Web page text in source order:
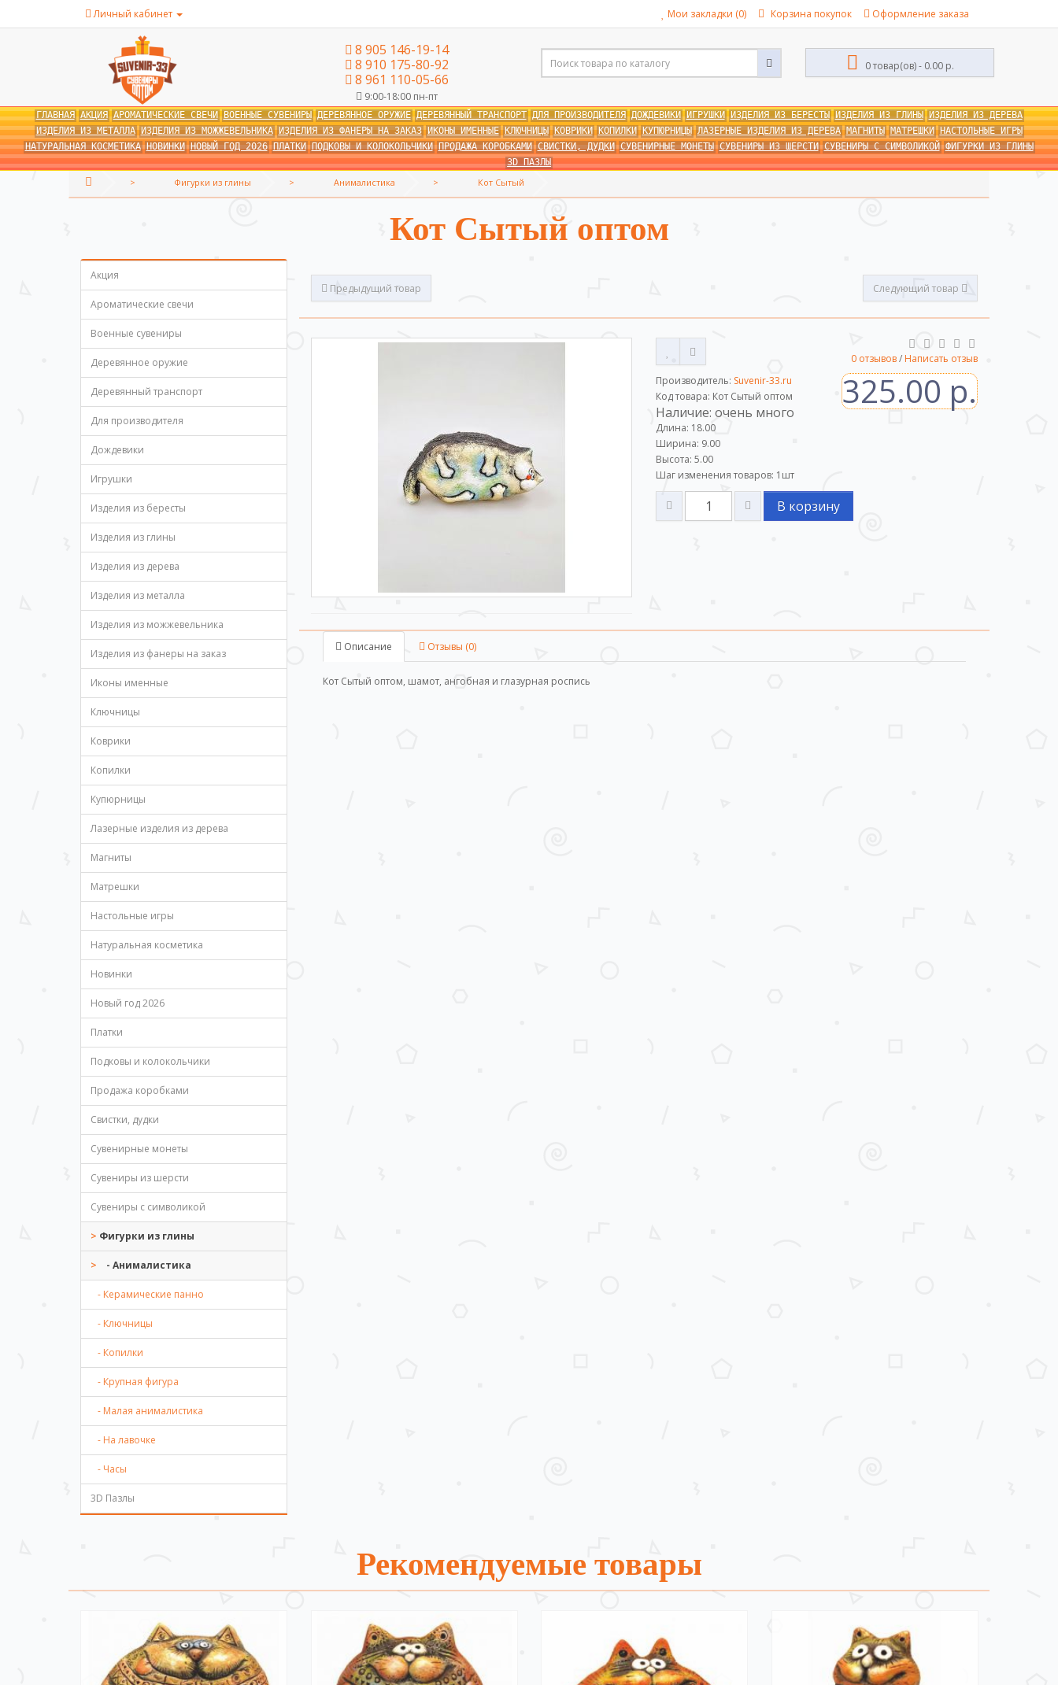
Личный кабинет Мои закладки (0) Корзина покупок Оформление заказа
8 905 146-19-14
8 910 175-80-92
8 961 110-05-66
9:00-18:00 пн-пт
0 товар(ов) - 0.00 р.
ГЛАВНАЯ АКЦИЯ АРОМАТИЧЕСКИЕ СВЕЧИ ВОЕННЫЕ СУВЕНИРЫ ДЕРЕВЯННОЕ ОРУЖИЕ ДЕРЕВЯННЫЙ ТРАНСПОРТ ДЛЯ ПРОИЗВОДИТЕЛЯ ДОЖДЕВИКИ ИГРУШКИ ИЗДЕЛИЯ ИЗ БЕРЕСТЫ ИЗДЕЛИЯ ИЗ ГЛИНЫ
ИЗДЕЛИЯ ИЗ ДЕРЕВА
ИЗДЕЛИЯ ИЗ МЕТАЛЛА ИЗДЕЛИЯ ИЗ МОЖЖЕВЕЛЬНИКА ИЗДЕЛИЯ ИЗ ФАНЕРЫ НА ЗАКАЗ ИКОНЫ ИМЕННЫЕ КЛЮЧНИЦЫ КОВРИКИ КОПИЛКИ КУПЮРНИЦЫ ЛАЗЕРНЫЕ ИЗДЕЛИЯ ИЗ ДЕРЕВА МАГНИТЫ МАТРЕШКИ НАСТОЛЬНЫЕ ИГРЫ
НАТУРАЛЬНАЯ КОСМЕТИКА НОВИНКИ НОВЫЙ ГОД 2026 ПЛАТКИ ПОДКОВЫ И КОЛОКОЛЬЧИКИ ПРОДАЖА КОРОБКАМИ СВИСТКИ, ДУДКИ СУВЕНИРНЫЕ МОНЕТЫ СУВЕНИРЫ ИЗ ШЕРСТИ СУВЕНИРЫ С СИМВОЛИКОЙ ФИГУРКИ ИЗ ГЛИНЫ
3D ПАЗЛЫ
Фигурки из глины Анималистика Кот Сытый
Кот Сытый оптом
Акция
Ароматические свечи
Военные сувениры
Деревянное оружие
Деревянный транспорт
Для производителя
Дождевики
Игрушки
Изделия из бересты
Изделия из глины
Изделия из дерева
Изделия из металла
Изделия из можжевельника
Изделия из фанеры на заказ
Иконы именные
Ключницы
Коврики
Копилки
Купюрницы
Лазерные изделия из дерева
Магниты
Матрешки
Настольные игры
Натуральная косметика
Новинки
Новый год 2026
Платки
Подковы и колокольчики
Продажа коробками
Свистки, дудки
Сувенирные монеты
Сувениры из шерсти
Сувениры с символикой
Фигурки из глины
- Анималистика
- Керамические панно
- Ключницы
- Копилки
- Крупная фигура
- Малая анималистика
- На лавочке
- Часы
3D Пазлы
Предыдущий товар Следующий товар
0 отзывов/ Написать отзыв
Производитель: Suvenir-33.ru
Код товара: Кот Сытый оптом
Наличие: очень много
Длина: 18.00
Ширина: 9.00
Высота: 5.00
Шаг изменения товаров: 1 шт
325.00 р.
В корзину
Описание Отзывы (0)
Кот Сытый оптом, шамот, ангобная и глазурная роспись
Рекомендуемые товары